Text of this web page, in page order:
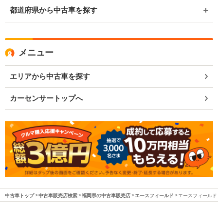
都道府県から中古車を探す
メニュー
エリアから中古車を探す
カーセンサートップへ
中古車トップ 中古車販売店検索 福岡県の中古車販売店 エースフィールド エースフィール